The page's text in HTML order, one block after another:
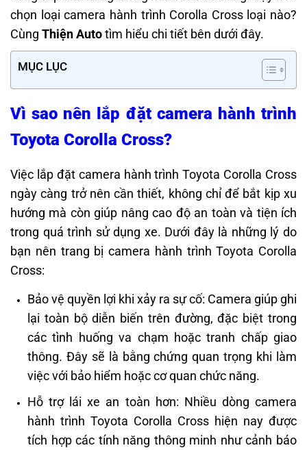
chọn loại camera hành trình Corolla Cross loại nào?
Cùng Thiện Autotìm hiểu chi tiết bên dưới đây.
MỤC LỤC
Vì sao nên lắp đặt camera hành trình
Toyota Corolla Cross?
Việc lắp đặt camera hành trình Toyota Corolla Cross
ngày càng trở nên cần thiết, không chỉ để bắt kịp xu
hướng mà còn giúp nâng cao độ an toàn và tiện ích
trong quá trình sử dụng xe. Dưới đây là những lý do
bạn nên trang bị camera hành trình Toyota Corolla
Cross:
Bảo vệ quyền lợi khi xảy ra sự cố: Camera giúp ghi
lại toàn bộ diễn biến trên đường, đặc biệt trong
các tình huống va chạm hoặc tranh chấp giao
thông. Đây sẽ là bằng chứng quan trọng khi làm
việc với bảo hiểm hoặc cơ quan chức năng.
Hỗ trợ lái xe an toàn hơn: Nhiều dòng camera
hành trình Toyota Corolla Cross hiện nay được
tích hợp các tính năng thông minh như cảnh báo